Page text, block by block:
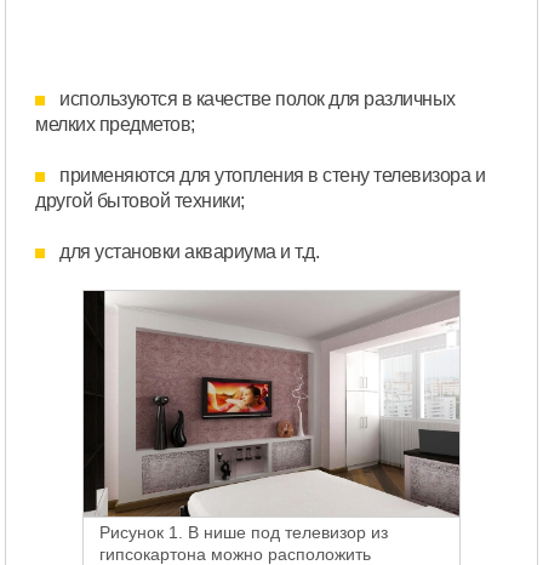
используются в качестве полок для различных
мелких предметов;
применяются для утопления в стену телевизора и
другой бытовой техники;
для установки аквариума и т.д.
Рисунок 1. В нише под телевизор из
гипсокартона можно расположить